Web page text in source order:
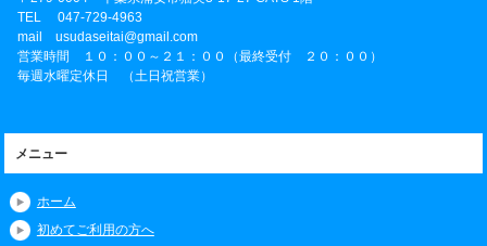
TEL047-729-4963
mail usudaseitai@gmail.com
営業時間 １０：００～２１：００（最終受付 ２０：００）
毎週水曜定休日 （土日祝営業）
メニュー
ホーム
初めてご利用の方へ